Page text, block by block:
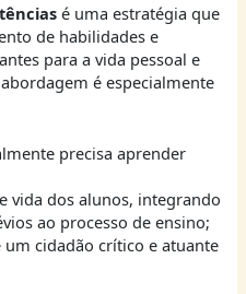
é uma estratégia que
de habilidades e
para a vida pessoal e
é especialmente
precisa aprender
vida dos alunos, integrando
ao processo de ensino;
cidadão crítico e atuante